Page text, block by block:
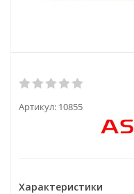
Артикул: 10855
Характеристики